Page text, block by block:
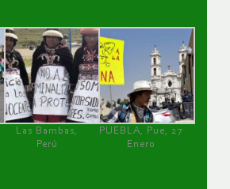
Las Bambas,
Perú
PUEBLA, Pue, 27
Enero